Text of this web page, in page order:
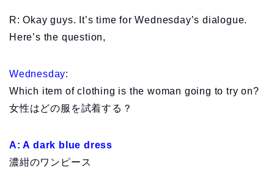
R: Okay guys. It’s time for Wednesday’s dialogue.
Here’s the question,
Wednesday:
Which item of clothing is the woman going to try on?
女性はどの服を試着する？
A: A dark blue dress
濃紺のワンピース